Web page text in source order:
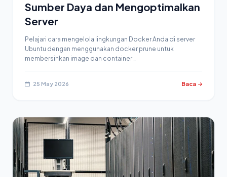
Sumber Daya dan Mengoptimalkan
Server
Pelajari cara mengelola lingkungan Docker Anda di server
Ubuntu dengan menggunakan docker prune untuk
membersihkan image dan container…
25 May 2026 Baca